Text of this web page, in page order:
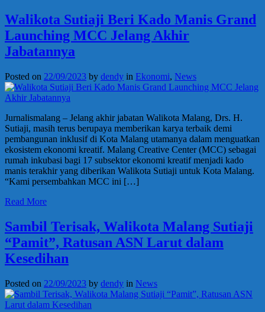
Walikota Sutiaji Beri Kado Manis Grand
Launching MCC Jelang Akhir
Jabatannya
Posted on 22/09/2023 by dendy in Ekonomi, News
Jurnalismalang – Jelang akhir jabatan Walikota Malang, Drs. H.
Sutiaji, masih terus berupaya memberikan karya terbaik demi
pembangunan inklusif di Kota Malang utamanya dalam menguatkan
ekosistem ekonomi kreatif. Malang Creative Center (MCC) sebagai
rumah inkubasi bagi 17 subsektor ekonomi kreatif menjadi kado
manis terakhir yang diberikan Walikota Sutiaji untuk Kota Malang.
“Kami persembahkan MCC ini […]
Read More
Sambil Terisak, Walikota Malang Sutiaji
“Pamit”, Ratusan ASN Larut dalam
Kesedihan
Posted on 22/09/2023 by dendy in News